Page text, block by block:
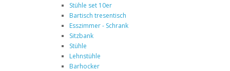
Stühle set 10er
Bartisch tresentisch
Esszimmer - Schrank
Sitzbank
Stühle
Lehnstühle
Barhocker